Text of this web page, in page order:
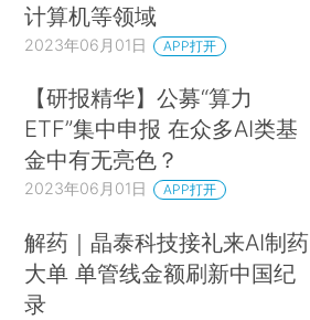
计算机等领域
2023年06月01日 APP打开
【研报精华】公募“算力
ETF”集中申报 在众多AI类基
金中有无亮色？
2023年06月01日 APP打开
解药｜晶泰科技接礼来AI制药
大单 单管线金额刷新中国纪
录